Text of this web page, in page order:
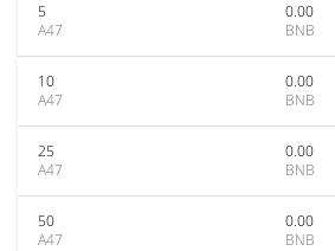
5
A47
0.00
BNB
10
A47
0.00
BNB
25
A47
0.00
BNB
50
A47
0.00
BNB